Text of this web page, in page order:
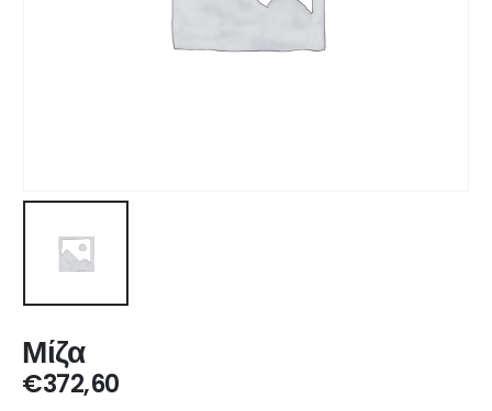
Μίζα
€372,60